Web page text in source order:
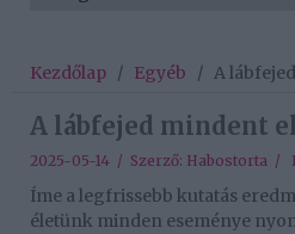
Kezdőlap / Egyéb / A
A lábfejed mindent
2025-05-14 / Szerző: Habostorta /
Íme a legfrissebb kutatás
életünk minden eseménye